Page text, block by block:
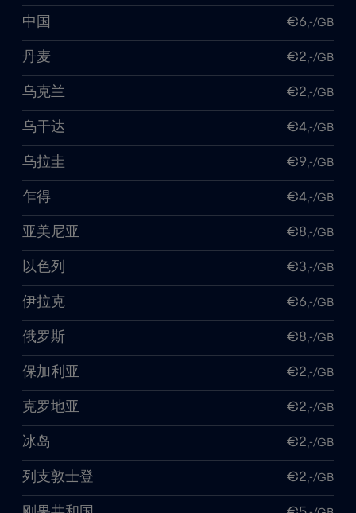
中国 €6,-/GB
丹麦 €2,-/GB
乌克兰 €2,-/GB
乌干达 €4,-/GB
乌拉圭 €9,-/GB
乍得 €4,-/GB
亚美尼亚 €8,-/GB
以色列 €3,-/GB
伊拉克 €6,-/GB
俄罗斯 €8,-/GB
保加利亚 €2,-/GB
克罗地亚 €2,-/GB
冰岛 €2,-/GB
列支敦士登 €2,-/GB
加载更多